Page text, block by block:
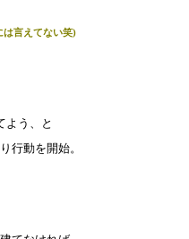
は言えてない笑)
よう、と
行動を開始。